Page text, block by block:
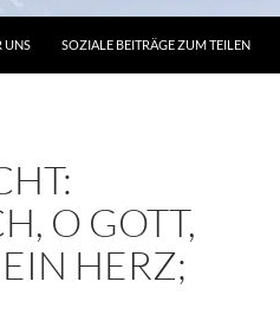
UNS
SOZIALE BEITRÄGE ZUM TEILEN
O GOTT,
HERZ;